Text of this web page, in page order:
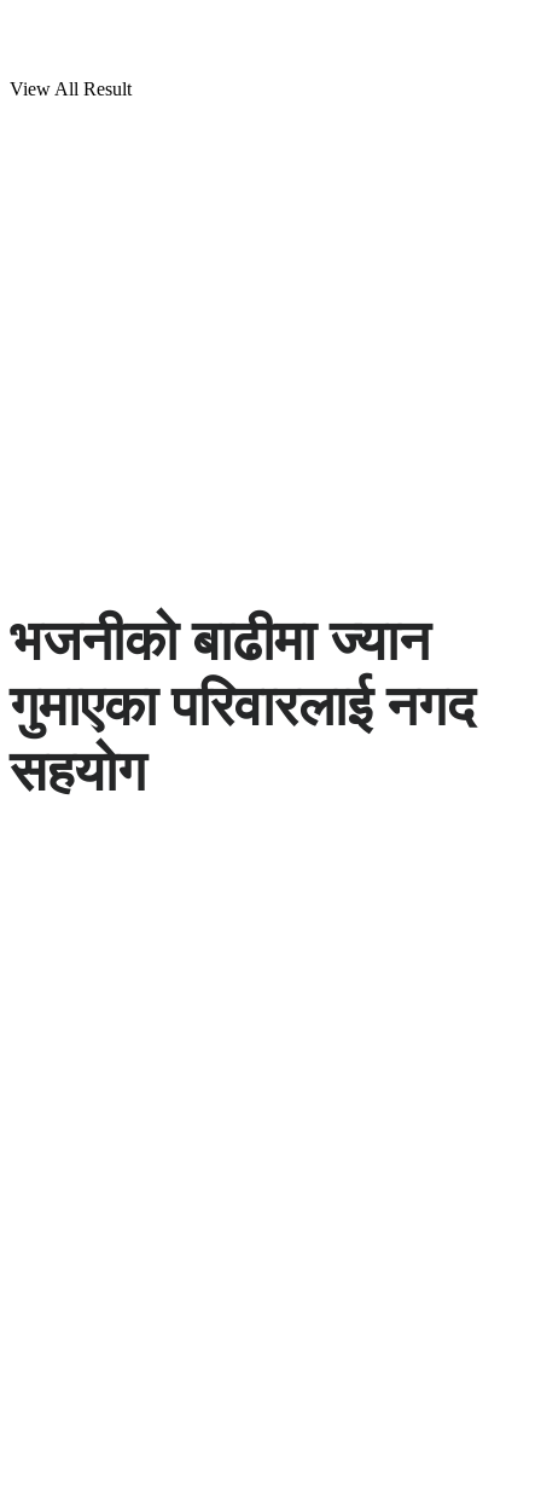
View All Result
भजनीको बाढीमा ज्यान
गुमाएका परिवारलाई नगद
सहयोग